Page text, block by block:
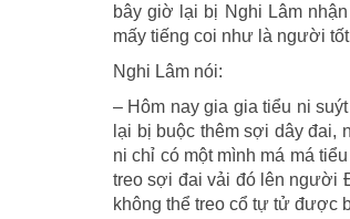
bây giờ lại bị Nghi Lâm
mấy tiếng coi như là người
Nghi Lâm nói:
– Hôm nay gia gia tiểu ni
lại bị buộc thêm sợi dây đai,
ni chỉ có một mình má má
treo sợi đai vải đó lên người
không thể treo cổ tự tử được